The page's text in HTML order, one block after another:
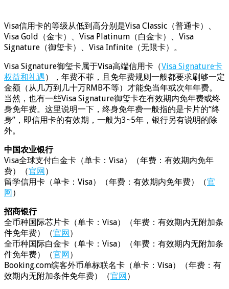
Visa信用卡的等级从低到高分别是Visa Classic（普通卡）、
Visa Gold（金卡）、Visa Platinum（白金卡）、Visa
Signature（御玺卡）、Visa Infinite（无限卡）。
Visa Signature御玺卡属于Visa高端信用卡（Visa Signature卡
权益和礼遇），年费不菲，且免年费规则一般都要求刷够一定
金额（从几万到几十万RMB不等）才能免当年或次年年费。
当然，也有一些Visa Signature御玺卡在有效期内免年费或终
身免年费。这里说明一下，终身免年费一般指的是卡片的“终
身”，即信用卡的有效期，一般为3~5年，银行另有说明的除
外。
中国农业银行
Visa全球支付白金卡（单卡：Visa）（年费：有效期内免年
费）（官网）
留学信用卡（单卡：Visa）（年费：有效期内免年费）（官
网）
招商银行
全币种国际芯片卡（单卡：Visa）（年费：有效期内无附加条
件免年费）（官网）
全币种国际白金卡（单卡：Visa）（年费：有效期内无附加条
件免年费）（官网）
Booking.com缤客外币单标联名卡（单卡：Visa）（年费：有
效期内无附加条件免年费）（官网）